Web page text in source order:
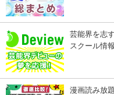
芸能界を志
スクール情
漫画読み放